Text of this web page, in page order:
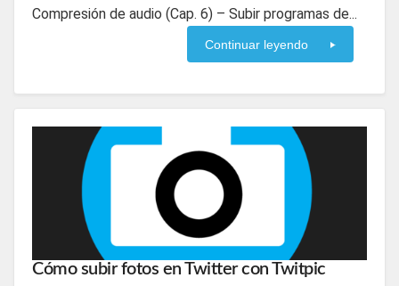
Compresión de audio (Cap. 6) – Subir programas de...
Continuar leyendo
Cómo subir fotos en Twitter con Twitpic